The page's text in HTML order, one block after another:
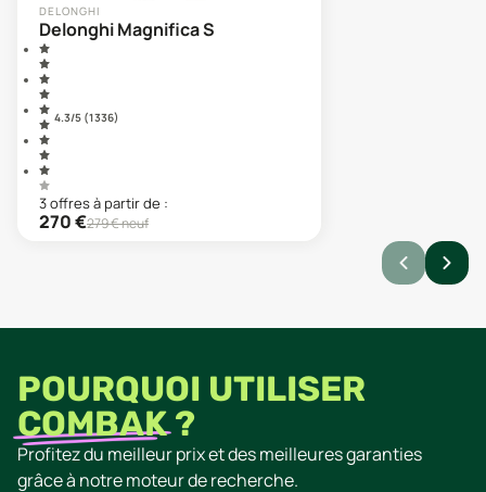
DELONGHI
Delonghi Magnifica S
4.3/5 (1 336)
3offresà partir de :
270€279€ neuf
POURQUOI UTILISER
COMBAK?
Profitez du meilleur prix et des meilleures garanties
grâce à notre moteur de recherche.